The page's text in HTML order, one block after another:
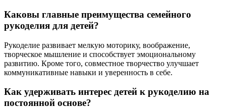
Каковы главные преимущества семейного
рукоделия для детей?
Рукоделие развивает мелкую моторику, воображение,
творческое мышление и способствует эмоциональному
развитию. Кроме того, совместное творчество улучшает
коммуникативные навыки и уверенность в себе.
Как удерживать интерес детей к рукоделию на
постоянной основе?